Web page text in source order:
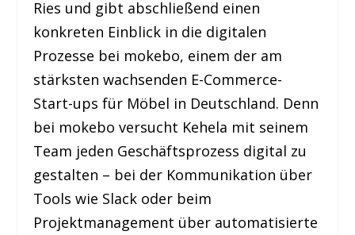
Ries und gibt abschließend einen
konkreten Einblick in die digitalen
Prozesse bei mokebo, einem der am
stärksten wachsenden E-Commerce-
Start-ups für Möbel in Deutschland. Denn
bei mokebo versucht Kehela mit seinem
Team jeden Geschäftsprozess digital zu
gestalten – bei der Kommunikation über
Tools wie Slack oder beim
Projektmanagement über automatisierte